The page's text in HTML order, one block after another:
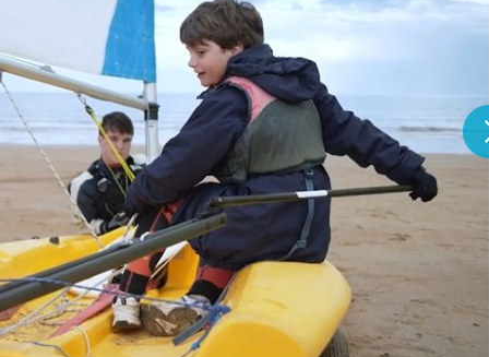
『アイ＝ラブ！げーみん
E齋藤樹愛羅＆佐々木舞
ビュー